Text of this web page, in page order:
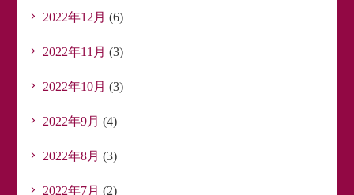
2022年12月 (6)
2022年11月 (3)
2022年10月 (3)
2022年9月 (4)
2022年8月 (3)
2022年7月 (2)